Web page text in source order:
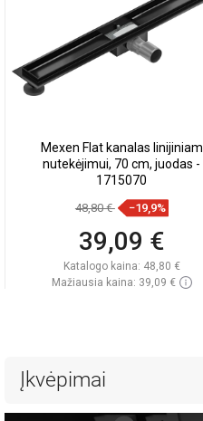
Mexen Flat kanalas linijiniam
nutekėjimui, 70 cm, juodas -
1715070
48,80 € −19,9%
39,09 €
Katalogo kaina: 48,80 €
Mažiausia kaina: 39,09 €
Palyginti
Įkvėpimai